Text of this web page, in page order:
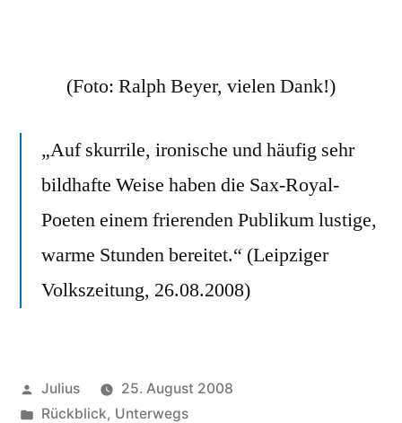
(Foto: Ralph Beyer, vielen Dank!)
„Auf skurrile, ironische und häufig sehr
bildhafte Weise haben die Sax-Royal-
Poeten einem frierenden Publikum lustige,
warme Stunden bereitet.“ (Leipziger
Volkszeitung, 26.08.2008)
Veröffentlicht
von
Julius
25. August 2008
Veröffentlicht
Rückblick, Unterwegs